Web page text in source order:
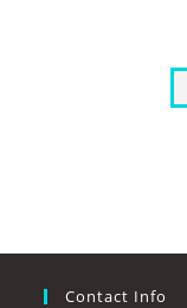
Contact Info